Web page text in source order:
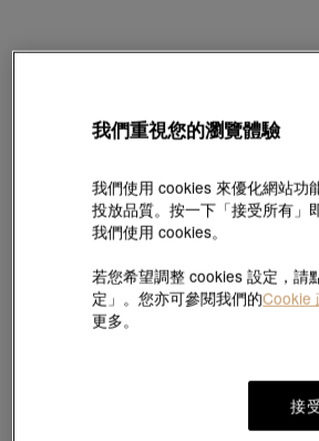
Daily Luxe
款號 # 90322E-24KG-00
HK$2,830
(巳含美國關稅及稅項
#999.9黃金耳環
我們重視您的瀏覽體驗
我們使用 cookies 來優化網站功
投放品質。按一下「接受所有」
我們使用 cookies。
若您希望調整 cookies 設定，請
定」。您亦可參閱我們的Cookie
更多。
接